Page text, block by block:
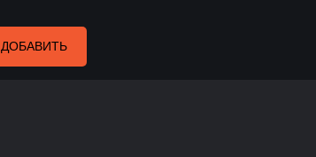
ДОБАВИТЬ